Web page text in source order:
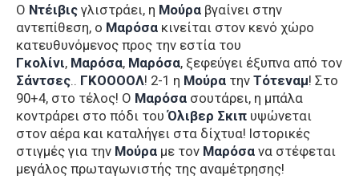
Ο Ντέιβις γλιστράει, η Μούρα βγαίνει στην
αντεπίθεση, ο Μαρόσα κινείται στον κενό χώρο
κατευθυνόμενος προς την εστία του
Γκολίνι, Μαρόσα, Μαρόσα, ξεφεύγει έξυπνα από τον
Σάντσες.. ΓΚΟΟΟΟΛ! 2-1 η Μούρα την Τότεναμ! Στο
90+4, στο τέλος! Ο Μαρόσα σουτάρει, η μπάλα
κοντράρει στο πόδι τουΌλιβερ Σκιπ υψώνεται
στον αέρα και καταλήγει στα δίχτυα! Ιστορικές
στιγμές για την Μούρα με τον Μαρόσα να στέφεται
μεγάλος πρωταγωνιστής της αναμέτρησης!